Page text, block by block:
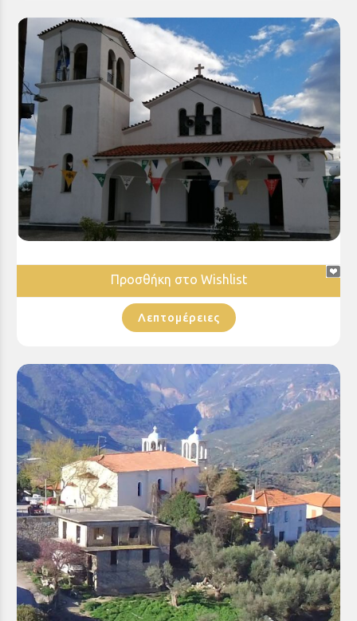
Ιερός Ναός Αγίου Ανδρέα Διγελιωτίκων Αιγίου
Προσθήκη στο Wishlist
Λεπτομέρειες
Ιερός Ναός Αγίου Ανδρέα - Αχλαδιά Αιγίου